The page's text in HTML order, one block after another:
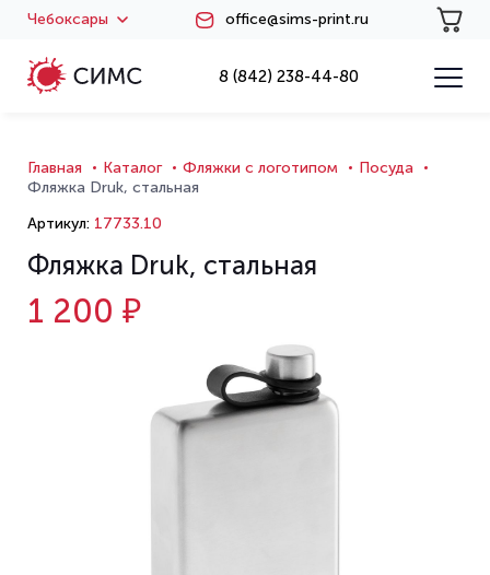
Чебоксары office@sims-print.ru
8 (842) 238-44-80
Главная Каталог Фляжки с логотипом
Посуда
Фляжка Druk, стальная
Артикул: 17733.10
Фляжка Druk, стальная
1 200 ₽